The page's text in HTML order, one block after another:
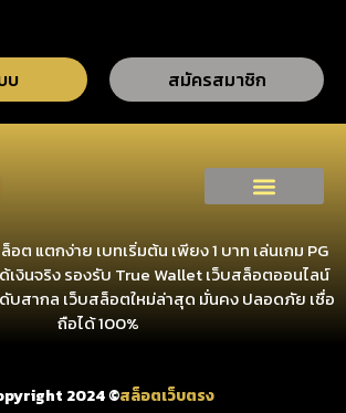
บ สมัครสมาชิก
ต แตกง่าย เบทเริ่มต้น เพียง 1 บาท เล่นเกม PG
เงินจริง รองรับ True Walletเว็บสล็อตออนไลน์
บสากล เว็บสล็อตใหม่ล่าสุด มั่นคง ปลอดภัย เชื่อ
ถือได้ 100%
2024 ©สล็อตเว็บตรง